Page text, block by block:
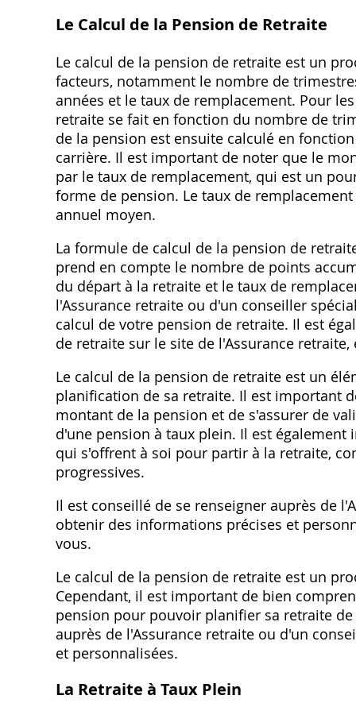
Le Calcul de la Pension de Retraite
Le calcul de la pension de retraite est un
facteurs, notamment le nombre de
années et le taux de remplacement. Pour
retraite se fait en fonction du nombre de
de la pension est ensuite calculé en
carrière. Il est important de noter que le
par le taux de remplacement, qui est un
forme de pension. Le taux de
annuel moyen.
La formule de calcul de la pension de
prend en compte le nombre de points
du départ à la retraite et le taux de
l'Assurance retraite ou d'un conseiller
calcul de votre pension de retraite. Il est
de retraite sur le site de l'Assurance
Le calcul de la pension de retraite est un
planification de sa retraite. Il est important
montant de la pension et de s'assurer de
d'une pension à taux plein. Il est
qui s'offrent à soi pour partir à la retraite,
progressives.
Il est conseillé de se renseigner auprès de
obtenir des informations précises et
vous.
Le calcul de la pension de retraite est un
Cependant, il est important de bien
pension pour pouvoir planifier sa retraite
auprès de l'Assurance retraite ou d'un
et personnalisées.
La Retraite à Taux Plein